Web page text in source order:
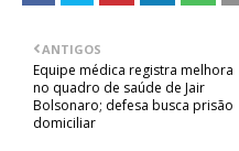
ANTIGOS
Equipe médica registra melhora
no quadro de saúde de Jair
Bolsonaro; defesa busca prisão
domiciliar